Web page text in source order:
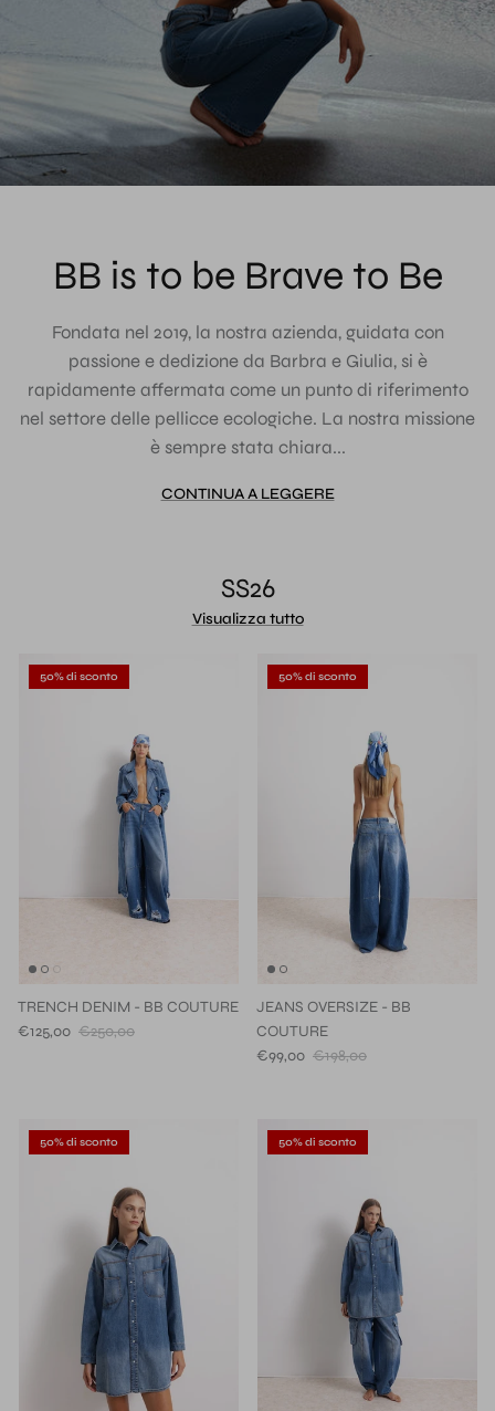
BB is to be Brave to Be
Fondata nel 2019, la nostra azienda, guidata con
passione e dedizione da Barbra e Giulia, si è
rapidamente affermata come un punto di riferimento
nel settore delle pellicce ecologiche. La nostra missione
è sempre stata chiara...
CONTINUA A LEGGERE
SS26
Visualizza tutto
50% di sconto
TRENCH DENIM - BB COUTURE
€125,00 €250,00
50% di sconto
JEANS OVERSIZE - BB
COUTURE
€99,00 €198,00
50% di sconto 50% di sconto